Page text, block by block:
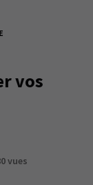
vos
vues